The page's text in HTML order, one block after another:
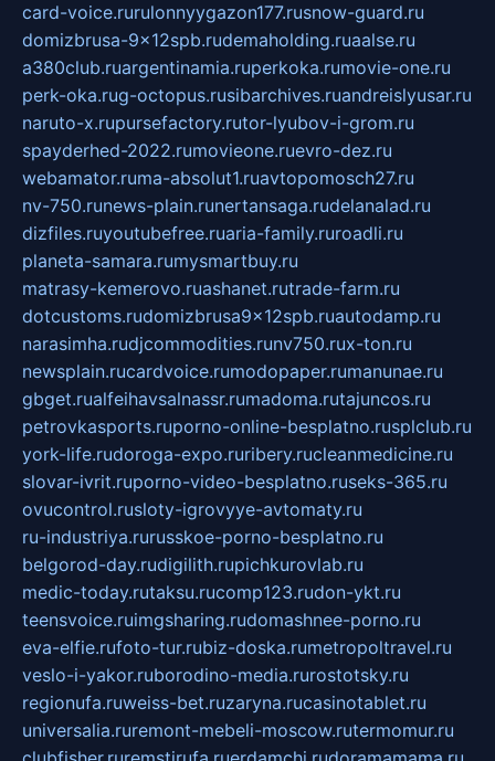
card-voice.rurulonnyygazon177.rusnow-guard.ru
domizbrusa-9x12spb.rudemaholding.ruaalse.ru
a380club.ruargentinamia.ruperkoka.rumovie-one.ru
perk-oka.rug-octopus.rusibarchives.ruandreislyusar.ru
naruto-x.rupursefactory.rutor-lyubov-i-grom.ru
spayderhed-2022.rumovieone.ruevro-dez.ru
webamator.ruma-absolut1.ruavtopomosch27.ru
nv-750.runews-plain.runertansaga.rudelanalad.ru
dizfiles.ruyoutubefree.ruaria-family.ruroadli.ru
planeta-samara.rumysmartbuy.ru
matrasy-kemerovo.ruashanet.rutrade-farm.ru
dotcustoms.rudomizbrusa9x12spb.ruautodamp.ru
narasimha.rudjcommodities.runv750.rux-ton.ru
newsplain.rucardvoice.rumodopaper.rumanunae.ru
gbget.rualfeihavsalnassr.rumadoma.rutajuncos.ru
petrovkasports.ruporno-online-besplatno.rusplclub.ru
york-life.rudoroga-expo.ruribery.rucleanmedicine.ru
slovar-ivrit.ruporno-video-besplatno.ruseks-365.ru
ovucontrol.rusloty-igrovyye-avtomaty.ru
ru-industriya.rurusskoe-porno-besplatno.ru
belgorod-day.rudigilith.rupichkurovlab.ru
medic-today.rutaksu.rucomp123.rudon-ykt.ru
teensvoice.ruimgsharing.rudomashnee-porno.ru
eva-elfie.rufoto-tur.rubiz-doska.rumetropoltravel.ru
veslo-i-yakor.ruborodino-media.rurostotsky.ru
regionufa.ruweiss-bet.ruzaryna.rucasinotablet.ru
universalia.ruremont-mebeli-moscow.rutermomur.ru